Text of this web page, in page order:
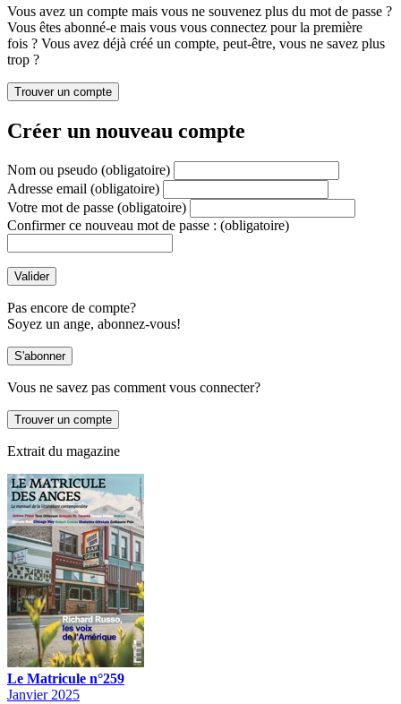
Vous avez un compte mais vous ne souvenez plus du mot de passe ?
Vous êtes abonné-e mais vous vous connectez pour la première
fois ? Vous avez déjà créé un compte, peut-être, vous ne savez plus
trop ?
Créer un nouveau compte
Nom ou pseudo (obligatoire)
Adresse email (obligatoire)
Votre mot de passe (obligatoire)
Confirmer ce nouveau mot de passe : (obligatoire)
Pas encore de compte?
Soyez un ange, abonnez-vous!
Vous ne savez pas comment vous connecter?
Extrait du magazine
Le Matricule n°259
Janvier 2025